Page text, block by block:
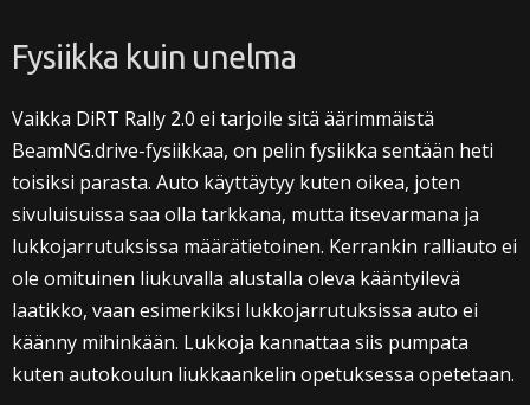
Fysiikka kuin unelma
Vaikka DiRT Rally 2.0 ei tarjoile sitä äärimmäistä
BeamNG.drive-fysiikkaa, on pelin fysiikka sentään heti
toisiksi parasta. Auto käyttäytyy kuten oikea, joten
sivuluisuissa saa olla tarkkana, mutta itsevarmana ja
lukkojarrutuksissa määrätietoinen. Kerrankin ralliauto ei
ole omituinen liukuvalla alustalla oleva kääntyilevä
laatikko, vaan esimerkiksi lukkojarrutuksissa auto ei
käänny mihinkään. Lukkoja kannattaa siis pumpata
kuten autokoulun liukkaankelin opetuksessa opetetaan.